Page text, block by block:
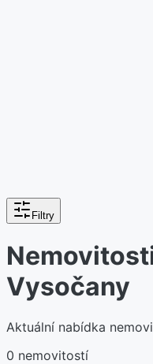
Filtry
Vysočany
Aktuální nabídka
0 nemovitostí